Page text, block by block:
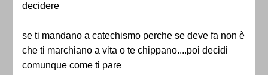
decidere
se ti mandano a catechismo perche se deve fa non è
che ti marchiano a vita o te chippano....poi decidi
comunque come ti pare